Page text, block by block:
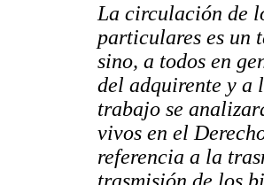
La circulación de
particulares es un
sino, a todos en
del adquirente y a
trabajo se
vivos en el
referencia a la